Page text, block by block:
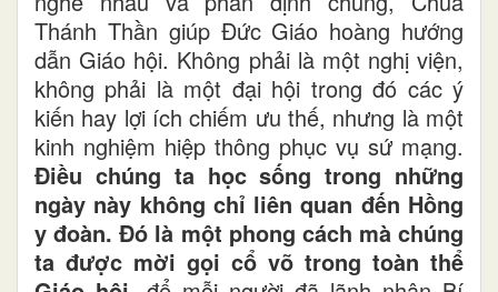
Thánh Thần giúp Đức Giáo hoàng hướng
dẫn Giáo hội. Không phải là một nghị viện,
không phải là một đại hội trong đó các ý
kiến hay lợi ích chiếm ưu thế, nhưng là một
kinh nghiệm hiệp thông phục vụ sứ mạng.
Điều chúng ta học sống trong những
ngày này không chỉ liên quan đến Hồng
y đoàn. Đó là một phong cách mà chúng
ta được mời gọi cổ võ trong toàn thể